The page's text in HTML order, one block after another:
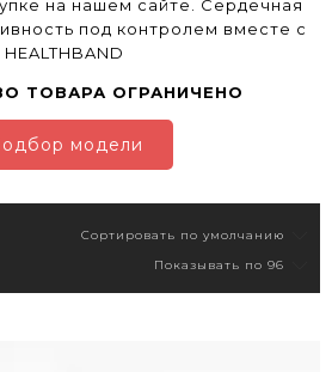
на нашем сайте. Сердечная
под контролем вместе с
HEALTHBAND
ТОВАРА ОГРАНИЧЕНО
модели